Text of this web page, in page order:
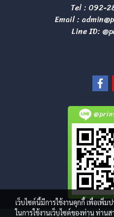
Tel : 092-
Email :
Line ID:
เว็บไซต์นี้มีการใช้งานคุกกี้ เพื่อเพิ่
ในการใช้งานเว็บไซต์ของท่าน ท่าน